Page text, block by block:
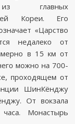
Кореи. Его
«Царство
недалеко от
в 15 км от
можно на 700-
проходящем от
ШинКёнджу
От вокзала
Монастырь